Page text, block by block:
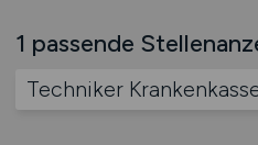
1 passende
Techniker